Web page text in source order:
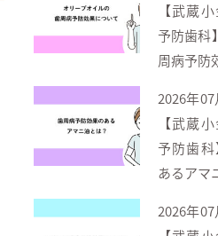
【武蔵
予防歯科
周病予防
2026年07
【武蔵
予防歯
あるアマ
2026年07